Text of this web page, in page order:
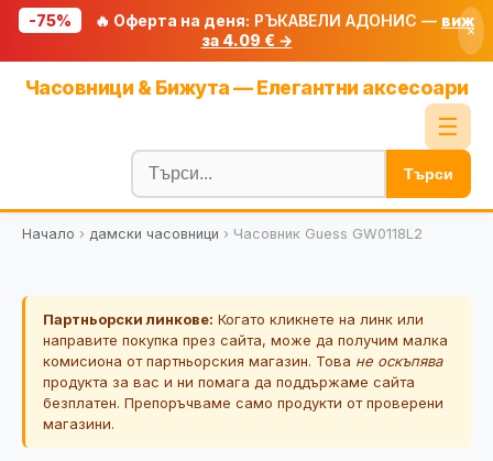
-75% 🔥 Оферта на деня: РЪКАВЕЛИ АДОНИС — виж
за 4.09 € →
×
Часовници & Бижута — Елегантни аксесоари
☰
Блог
🧮 Калкулатори
🔍 Намери продукт
🎟️ Купони
Търси
Начало › дамски часовници › Часовник Guess GW0118L2
Партньорски линкове: Когато кликнете на линк или
направите покупка през сайта, може да получим малка
комисиона от партньорския магазин. Това не оскъпява
продукта за вас и ни помага да поддържаме сайта
безплатен. Препоръчваме само продукти от проверени
магазини.